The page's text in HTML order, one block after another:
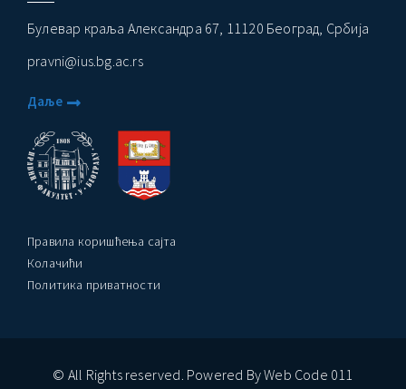
Булевар краља Александра 67, 11120 Београд, Србија
pravni@ius.bg.ac.rs
Даље
Правила коришћења сајта
Колачићи
Политика приватности
© All Rights reserved. Powered By Web Code 011